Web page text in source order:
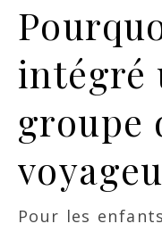
intégré
groupe
Pour les